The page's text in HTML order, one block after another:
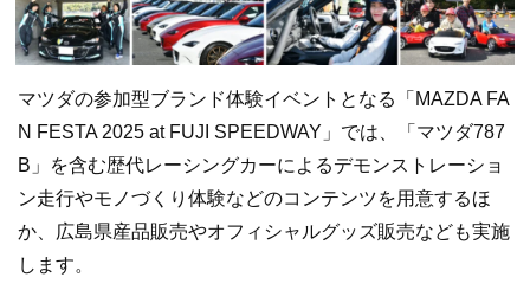
マツダの参加型ブランド体験イベントとなる「MAZDA FA
N FESTA 2025 at FUJI SPEEDWAY」では、「マツダ787
B」を含む歴代レーシングカーによるデモンストレーショ
ン走行やモノづくり体験などのコンテンツを用意するほ
か、広島県産品販売やオフィシャルグッズ販売なども実施
します。